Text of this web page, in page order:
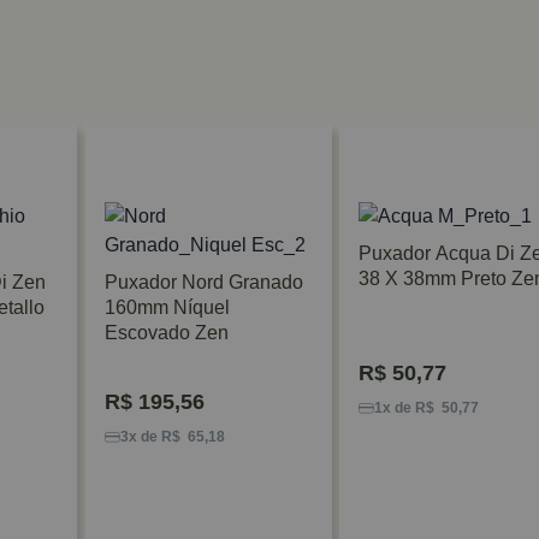
Zen
Puxador Nord Granado
160mm Níquel
Escovado Zen
R$195,56
3x de R$ 65,18
Puxador Acqua Di
38 X 38mm Preto
R$50,77
1x de R$ 50,77